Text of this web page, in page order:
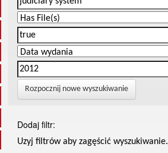
Rozpocznij nowe wyszukiwanie
Dodaj filtr:
Uzyj filtrów aby zagęścić wyszukiwanie.